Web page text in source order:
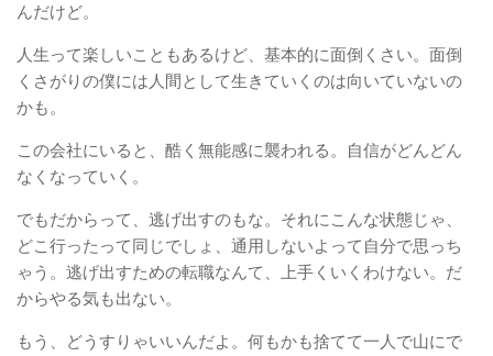
んだけど。
人生って楽しいこともあるけど、基本的に面倒くさい。面倒
くさがりの僕には人間として生きていくのは向いていないの
かも。
この会社にいると、酷く無能感に襲われる。自信がどんどん
なくなっていく。
でもだからって、逃げ出すのもな。それにこんな状態じゃ、
どこ行ったって同じでしょ、通用しないよって自分で思っち
ゃう。逃げ出すための転職なんて、上手くいくわけない。だ
からやる気も出ない。
もう、どうすりゃいいんだよ。何もかも捨てて一人で山にで